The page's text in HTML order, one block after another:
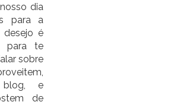
dia
para a
desejo é
para te
sobre
blog, e
de